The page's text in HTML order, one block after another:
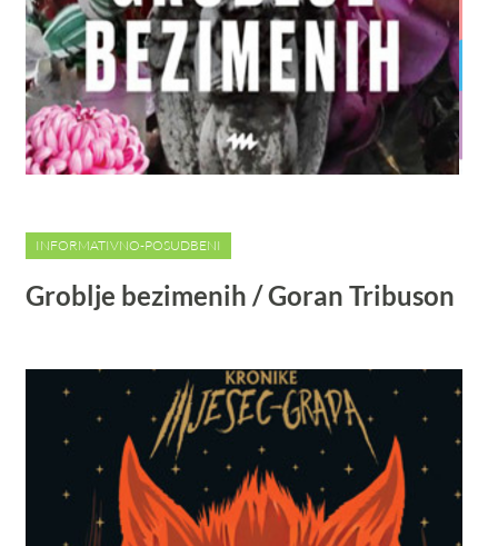
INFORMATIVNO-POSUDBENI
Groblje bezimenih / Goran Tribuson